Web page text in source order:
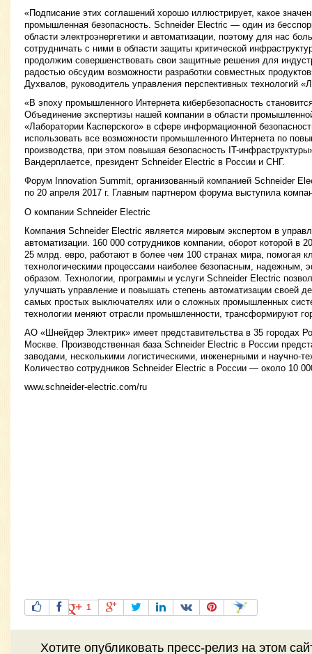
«Подписание этих соглашений хорошо иллюстрирует, какое
промышленная безопасность. Schneider Electric — один из
области электроэнергетики и автоматизации, поэтому для нас
сотрудничать с ними в области защиты критической
продолжим совершенствовать свои защитные решения для
радостью обсудим возможности разработки совместных
Духвалов, руководитель управления перспективных технологий
«В эпоху промышленного Интернета кибербезопасность
Объединение экспертизы нашей компании в области
«Лаборатории Касперского» в сфере информационной
использовать все возможности промышленного Интернета по
производства, при этом повышая безопасность IT-
Вандерплаетсе, президент Schneider Electric в России и СНГ.
Форум Innovation Summit, организованный компанией Schneider
по 20 апреля 2017 г. Главным партнером форума выступила
О компании Schneider Electric
Компания Schneider Electric является мировым экспертом в
автоматизации. 160 000 сотрудников компании, оборот которой в
25 млрд. евро, работают в более чем 100 странах мира, помогая
технологическими процессами наиболее безопасным, надежным,
образом. Технологии, программы и услуги Schneider Electric
улучшать управление и повышать степень автоматизации своей
самых простых выключателях или о сложных промышленных
технологии меняют отрасли промышленности, трансформируют
АО «Шнейдер Электрик» имеет представительства в 35 городах
Москве. Производственная база Schneider Electric в России
заводами, несколькими логистическими, инженерными и научно-
Количество сотрудников Schneider Electric в России — около 10
www.schneider-electric.com/ru
1
Хотите опубликовать пресс-релизна этом